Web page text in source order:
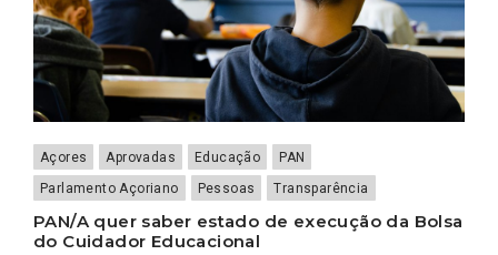
Açores Aprovadas Educação
PAN
Parlamento Açoriano
Pessoas Transparência
PAN/A quer saber estado de execução da Bolsa
do Cuidador Educacional